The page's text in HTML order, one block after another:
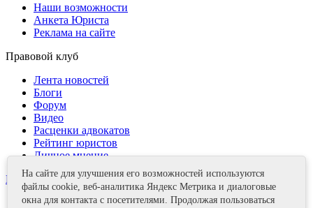
Наши возможности
Анкета Юриста
Реклама на сайте
Правовой клуб
Лента новостей
Блоги
Форум
Видео
Расценки адвокатов
Рейтинг юристов
Личное мнение
Контакты
На сайте для улучшения его возможностей используются
файлы cookie, веб-аналитика Яндекс Метрика и диалоговые
окна для контакта с посетителями. Продолжая пользоваться